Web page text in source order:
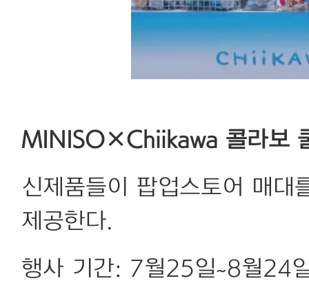
MINISO×Chiikawa 콜라보
신제품들이 팝업스토어 매대
제공한다.
행사 기간: 7월25일~8월24